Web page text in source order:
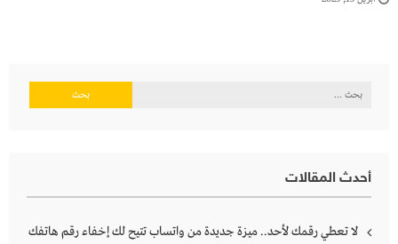
البحث
أحدث المقالات
لا تعطي رقمك لأحد.. ميزة جديدة من واتساب تتيح لك إخفاء رقم هاتفك